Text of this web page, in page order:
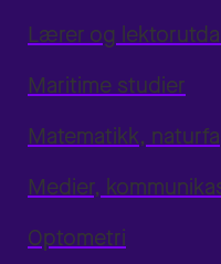
Lærer og
Maritime studier
Matematikk,
Medier,
Optometri